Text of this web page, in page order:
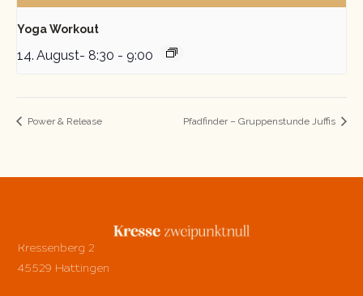
Yoga Workout
14. August- 8:30 - 9:00
Power & Release Pfadfinder – Gruppenstunde Juffis
Kressenberg 2
45529 Hattingen